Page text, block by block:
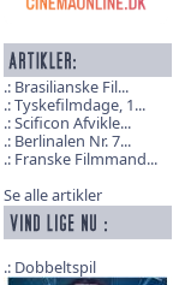
Brasilianske Fil...
Tyskefilmdage, 1...
Scificon Afvikle...
Berlinalen Nr. 7...
Franske Filmmand...
Se alle artikler
Dobbeltspil